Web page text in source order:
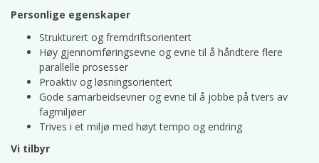
Personlige egenskaper
Strukturert og fremdriftsorientert
Høy gjennomføringsevne og evne til å håndtere flere
parallelle prosesser
Proaktiv og løsningsorientert
Gode samarbeidsevner og evne til å jobbe på tvers av
fagmiljøer
Trives i et miljø med høyt tempo og endring
Vi tilbyr